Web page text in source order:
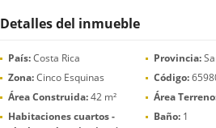
Detalles del inmueble
País:Costa Rica Provincia:
Zona:Cinco Esquinas Código:
Área Construida:42 m² Área
Habitaciones cuartos -
Baño:1